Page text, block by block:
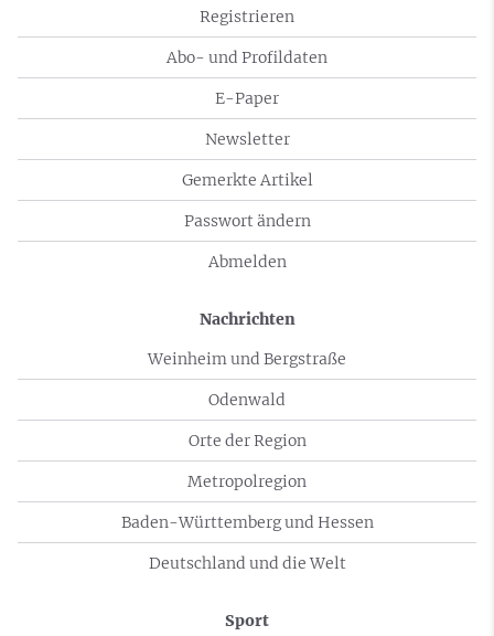
Registrieren
Abo- und Profildaten
E-Paper
Newsletter
Gemerkte Artikel
Passwort ändern
Abmelden
Nachrichten
Weinheim und Bergstraße
Odenwald
Orte der Region
Metropolregion
Baden-Württemberg und Hessen
Deutschland und die Welt
Sport